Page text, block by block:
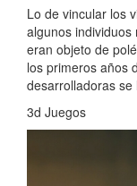
Lo de vincular los
algunos
eran objeto de
los primeros años
desarrolladoras
3d Juegos